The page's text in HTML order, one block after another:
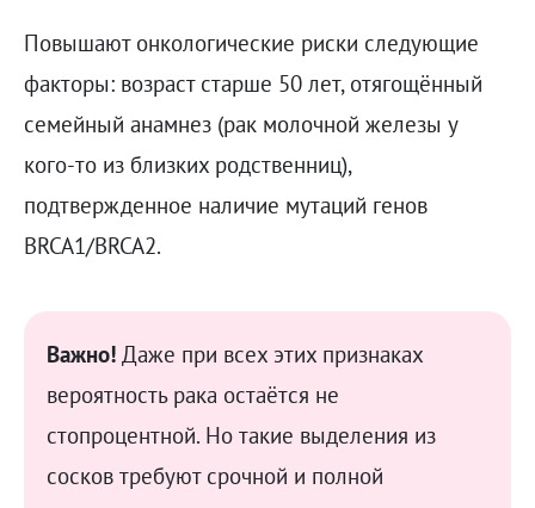
Повышают онкологические риски следующие
факторы: возраст старше 50 лет, отягощённый
семейный анамнез (рак молочной железы у
кого-то из близких родственниц),
подтвержденное наличие мутаций генов
BRCA1/BRCA2.
Важно! Даже при всех этих признаках
вероятность рака остаётся не
стопроцентной. Но такие выделения из
сосков требуют срочной и полной